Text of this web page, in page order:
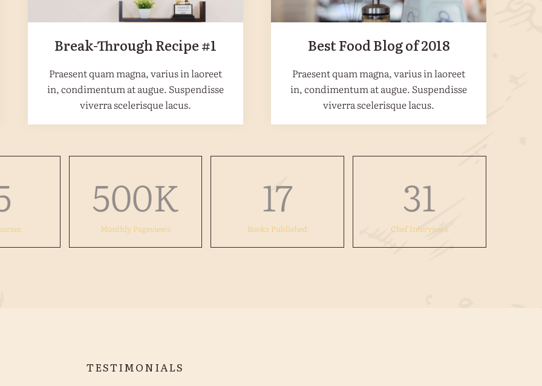
Break-Through Recipe #1
Praesent quam magna, varius in laoreet
in, condimentum at augue. Suspendisse
viverra scelerisque lacus.
Best Food Blog of 2018
Praesent quam magna, varius in laoreet
in, condimentum at augue. Suspendisse
viverra scelerisque lacus.
500K
Monthly Pageviews
17
Books Published
31
Chef Interviews
TESTIMONIALS